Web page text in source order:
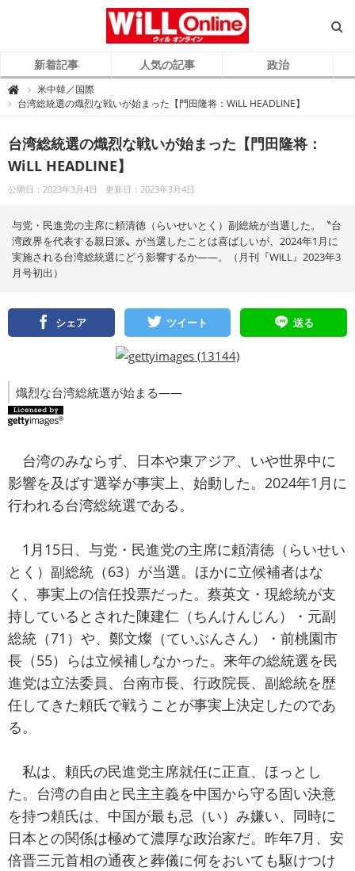
新着記事 人気の記事 政治

i
L
n
l
i
n
e
（
ウ
オ
ン
ラ
イ
ン
）
米中韓／国際
台湾総統選の熾烈な戦いが始まった【門田隆将：WiLL HEADLINE】
台湾総統選の熾烈な戦いが始まった【門田隆将：
WiLL HEADLINE】
公開日：2023年3月4日 更新日：2023年3月4日
与党・民進党の主席に頼清徳（らいせいとく）副総統が当選した。〝台
湾政界を代表する親日派〟が当選したことは喜ばしいが、2024年1月に
実施される台湾総統選にどう影響するか――。（月刊『WiLL』2023年3
月号初出）
シェア ツイート 送る
熾烈な台湾総統選が始まる――
台湾のみならず、日本や東アジア、いや世界中に
影響を及ばす選挙が事実上、始動した。2024年1月に
行われる台湾総統選である。
1月15日、与党・民進党の主席に頼清徳（らいせい
とく）副総統（63）が当選。ほかに立候補者はな
く、事実上の信任投票だった。蔡英文・現総統が支
持しているとされた陳建仁（ちんけんじん）・元副
総統（71）や、鄭文燦（ていぶんさん）・前桃園市
長（55）らは立候補しなかった。来年の総統選を民
進党は立法委員、台南市長、行政院長、副総統を歴
任してきた頼氏で戦うことが事実上決定したのであ
る。
私は、頼氏の民進党主席就任に正直、ほっとし
た。台湾の自由と民主主義を中国から守る固い決意
を持つ頼氏は、中国が最も忌（い）み嫌い、同時に
日本との関係は極めて濃厚な政治家だ。昨年7月、安
倍晋三元首相の通夜と葬儀に何をおいても駆けつけ